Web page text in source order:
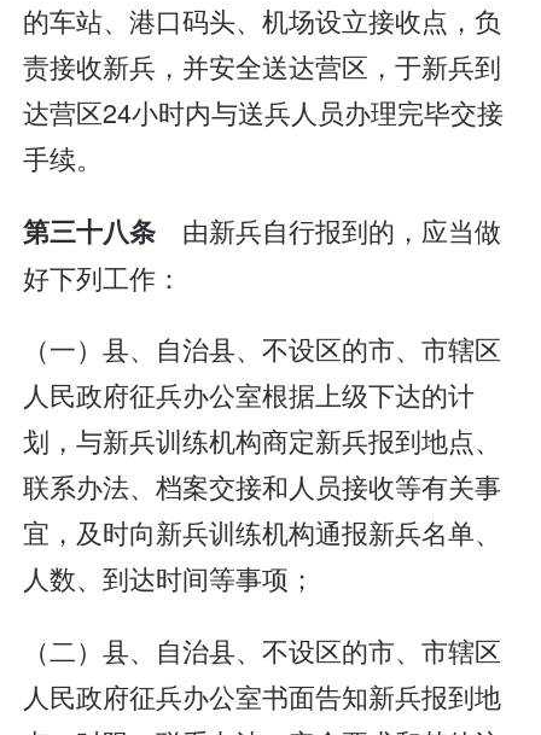
的车站、港口码头、机场设立接收点，负
责接收新兵，并安全送达营区，于新兵到
达营区24小时内与送兵人员办理完毕交接
手续。
第三十八条 由新兵自行报到的，应当做
好下列工作：
（一）县、自治县、不设区的市、市辖区
人民政府征兵办公室根据上级下达的计
划，与新兵训练机构商定新兵报到地点、
联系办法、档案交接和人员接收等有关事
宜，及时向新兵训练机构通报新兵名单、
人数、到达时间等事项；
（二）县、自治县、不设区的市、市辖区
人民政府征兵办公室书面告知新兵报到地